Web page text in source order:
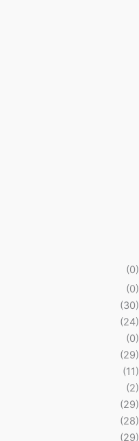
(0)
(0)
(30)
(24)
(0)
(29)
(11)
(2)
(29)
(28)
(29)